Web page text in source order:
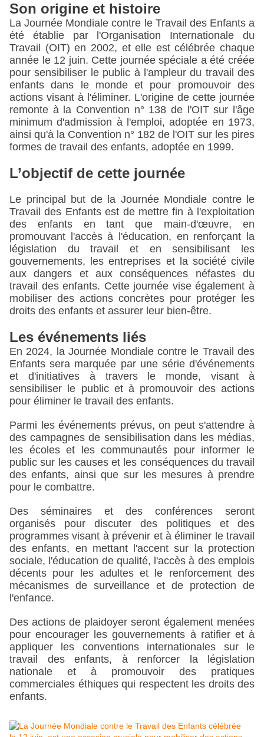
Son origine et histoire
La Journée Mondiale contre le Travail des Enfants a
été établie par l'Organisation Internationale du
Travail (OIT) en 2002, et elle est célébrée chaque
année le 12 juin. Cette journée spéciale a été créée
pour sensibiliser le public à l'ampleur du travail des
enfants dans le monde et pour promouvoir des
actions visant à l'éliminer. L'origine de cette journée
remonte à la Convention n° 138 de l'OIT sur l'âge
minimum d'admission à l'emploi, adoptée en 1973,
ainsi qu'à la Convention n° 182 de l'OIT sur les pires
formes de travail des enfants, adoptée en 1999.
L’objectif de cette journée
Le principal but de la Journée Mondiale contre le
Travail des Enfants est de mettre fin à l'exploitation
des enfants en tant que main-d'œuvre, en
promouvant l'accès à l'éducation, en renforçant la
législation du travail et en sensibilisant les
gouvernements, les entreprises et la société civile
aux dangers et aux conséquences néfastes du
travail des enfants. Cette journée vise également à
mobiliser des actions concrètes pour protéger les
droits des enfants et assurer leur bien-être.
Les événements liés
En 2024, la Journée Mondiale contre le Travail des
Enfants sera marquée par une série d'événements
et d'initiatives à travers le monde, visant à
sensibiliser le public et à promouvoir des actions
pour éliminer le travail des enfants.
Parmi les événements prévus, on peut s'attendre à
des campagnes de sensibilisation dans les médias,
les écoles et les communautés pour informer le
public sur les causes et les conséquences du travail
des enfants, ainsi que sur les mesures à prendre
pour le combattre.
Des séminaires et des conférences seront
organisés pour discuter des politiques et des
programmes visant à prévenir et à éliminer le travail
des enfants, en mettant l'accent sur la protection
sociale, l'éducation de qualité, l'accès à des emplois
décents pour les adultes et le renforcement des
mécanismes de surveillance et de protection de
l'enfance.
Des actions de plaidoyer seront également menées
pour encourager les gouvernements à ratifier et à
appliquer les conventions internationales sur le
travail des enfants, à renforcer la législation
nationale et à promouvoir des pratiques
commerciales éthiques qui respectent les droits des
enfants.